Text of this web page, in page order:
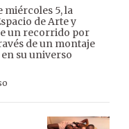
miércoles 5, la
de Arte y
un recorrido por
de un montaje
su universo